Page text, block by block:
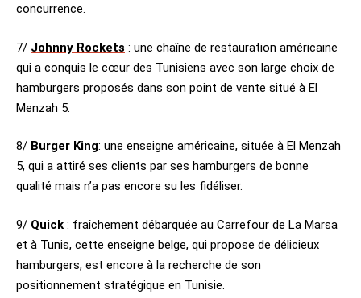
concurrence.
7/ Johnny Rockets : une chaîne de restauration américaine
qui a conquis le cœur des Tunisiens avec son large choix de
hamburgers proposés dans son point de vente situé à El
Menzah 5.
8/ Burger King: une enseigne américaine, située à El Menzah
5, qui a attiré ses clients par ses hamburgers de bonne
qualité mais n’a pas encore su les fidéliser.
9/ Quick : fraîchement débarquée au Carrefour de La Marsa
et à Tunis, cette enseigne belge, qui propose de délicieux
hamburgers, est encore à la recherche de son
positionnement stratégique en Tunisie.